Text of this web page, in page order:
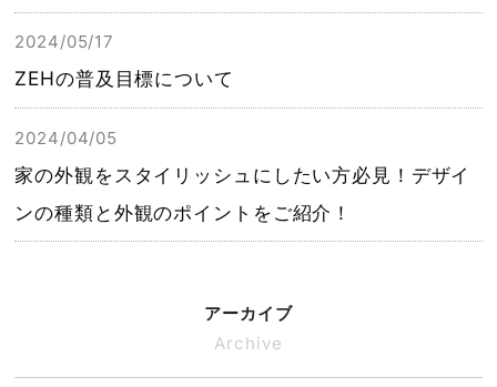
2024/05/17
ZEHの普及目標について
2024/04/05
家の外観をスタイリッシュにしたい方必見！デザイ
ンの種類と外観のポイントをご紹介！
アーカイブ
Archive